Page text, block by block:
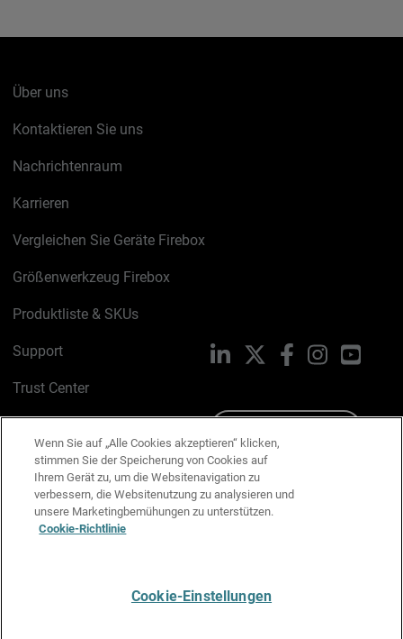
Über uns
Kontaktieren Sie uns
Nachrichtenraum
Karrieren
Vergleichen Sie Geräte Firebox
Größenwerkzeug Firebox
Produktliste & SKUs
Support
Trust Center
Cookie-Richtlinie
Datenschutzrichtlinie
Media & Brand Kit
LinkedIn FacebookInstagram
Wenn Sie auf „Alle Cookies akzeptieren“ klicken,
stimmen Sie der Speicherung von Cookies auf
Ihrem Gerät zu, um die Websitenavigation zu
verbessern, die Websitenutzung zu analysieren und
unsere Marketingbemühungen zu unterstützen.
Cookie-Richtlinie
Cookie-Einstellungen